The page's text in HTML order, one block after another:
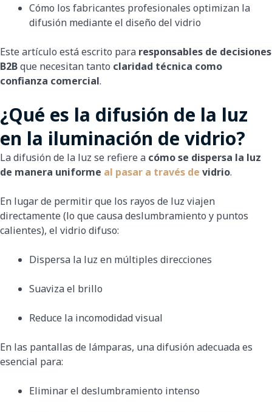
Cómo los fabricantes profesionales optimizan la
difusión mediante el diseño del vidrio
Este artículo está escrito para responsables de decisiones
B2Bque necesitan tanto claridad técnica como
confianza comercial.
¿Qué es la difusión de la luz
en la iluminación de vidrio?
La difusión de la luz se refiere a cómo se dispersa la luz
de manera uniforme al pasar a través de vidrio.
En lugar de permitir que los rayos de luz viajen
directamente (lo que causa deslumbramiento y puntos
calientes), el vidrio difuso:
Dispersa la luz en múltiples direcciones
Suaviza el brillo
Reduce la incomodidad visual
En las pantallas de lámparas, una difusión adecuada es
esencial para:
Eliminar el deslumbramiento intenso